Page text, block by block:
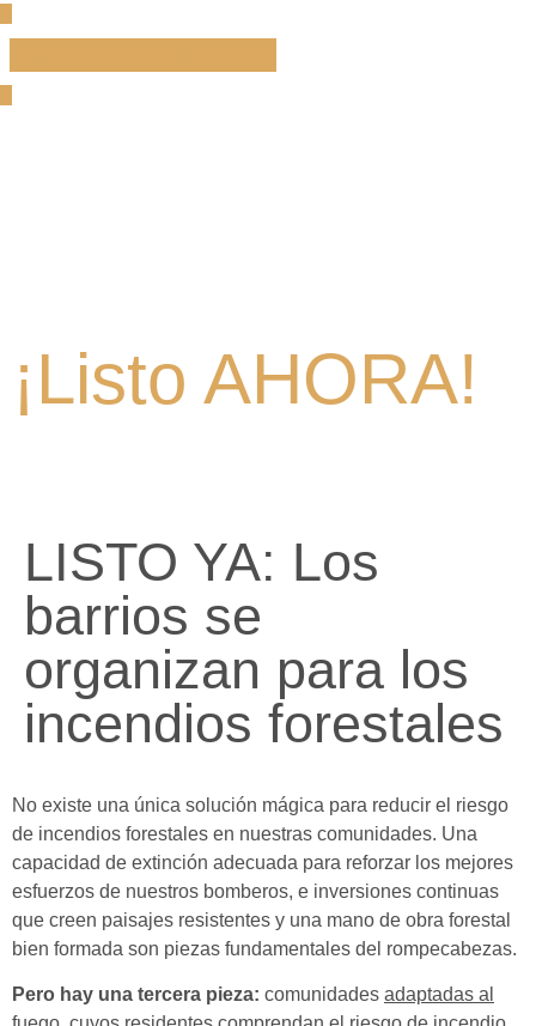
¡Listo AHORA!
LISTO YA: Los
barrios se
organizan para los
incendios forestales
No existe una única solución mágica para reducir el riesgo
de incendios forestales en nuestras comunidades. Una
capacidad de extinción adecuada para reforzar los mejores
esfuerzos de nuestros bomberos, e inversiones continuas
que creen paisajes resistentes y una mano de obra forestal
bien formada son piezas fundamentales del rompecabezas.
Pero hay una tercera pieza: comunidades adaptadas al